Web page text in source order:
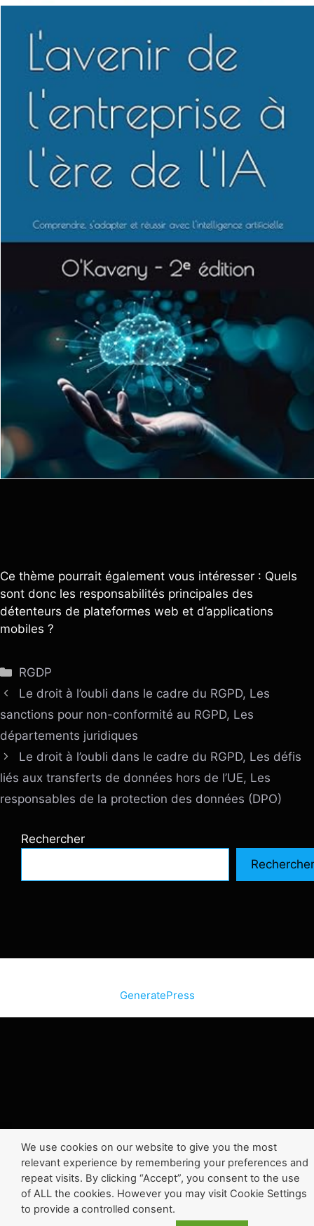
Ce thème pourrait également vous intéresser : Quels
sont donc les responsabilités principales des
détenteurs de plateformes web et d’applications
mobiles ?
Catégories
RGDP
Le droit à l’oubli dans le cadre du RGPD, Les
sanctions pour non-conformité au RGPD, Les
départements juridiques
Le droit à l’oubli dans le cadre du RGPD, Les défis
liés aux transferts de données hors de l’UE, Les
responsables de la protection des données (DPO)
Rechercher
Rechercher
GeneratePress
We use cookies on our website to give you the most
relevant experience by remembering your preferences and
repeat visits. By clicking “Accept”, you consent to the use
of ALL the cookies. However you may visit Cookie Settings
to provide a controlled consent.